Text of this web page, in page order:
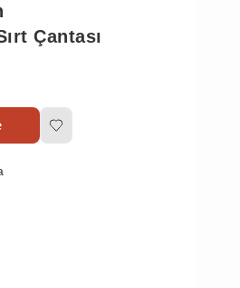
Çantası